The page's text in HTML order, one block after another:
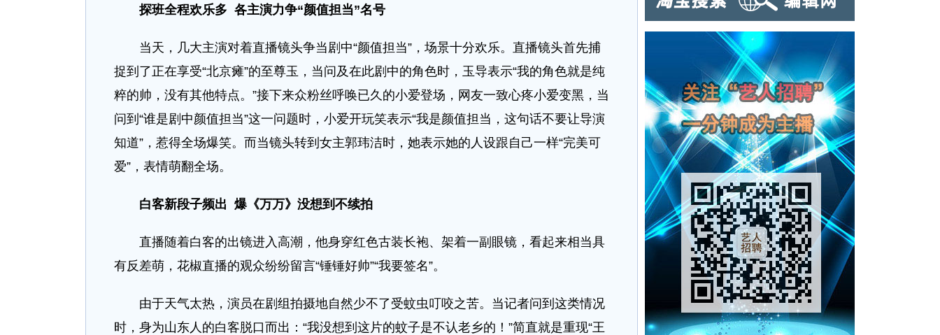
探班全程欢乐多 各主演力争“颜值担当”名号
当天，几大主演对着直播镜头争当剧中“颜值担当”，场景十分欢乐。直播镜头首先捕
捉到了正在享受“北京瘫”的至尊玉，当问及在此剧中的角色时，玉导表示“我的角色就是纯
粹的帅，没有其他特点。”接下来众粉丝呼唤已久的小爱登场，网友一致心疼小爱变黑，当
问到“谁是剧中颜值担当”这一问题时，小爱开玩笑表示“我是颜值担当，这句话不要让导演
知道”，惹得全场爆笑。而当镜头转到女主郭玮洁时，她表示她的人设跟自己一样“完美可
爱”，表情萌翻全场。
白客新段子频出 爆《万万》没想到不续拍
直播随着白客的出镜进入高潮，他身穿红色古装长袍、架着一副眼镜，看起来相当具
有反差萌，花椒直播的观众纷纷留言“锤锤好帅”“我要签名”。
由于天气太热，演员在剧组拍摄地自然少不了受蚊虫叮咬之苦。当记者问到这类情况
时，身为山东人的白客脱口而出：“我没想到这片的蚊子是不认老乡的！”简直就是重现“王